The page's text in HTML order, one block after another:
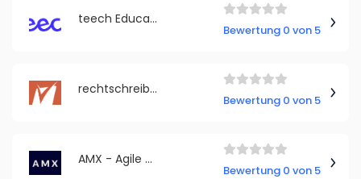
teech Education GmbH
Bewertung 0 von 5
rechtschreibpruefung24.de
Bewertung 0 von 5
AMX - Agile Management Experts
Bewertung 0 von 5